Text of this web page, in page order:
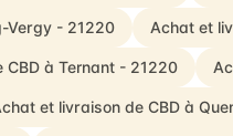
Vergy - 21220 Achat et
à Ternant - 21220
et livraison de CBD à